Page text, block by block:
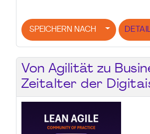
SPEICHERN NACH
Von Agilität zu
Zeitalter der